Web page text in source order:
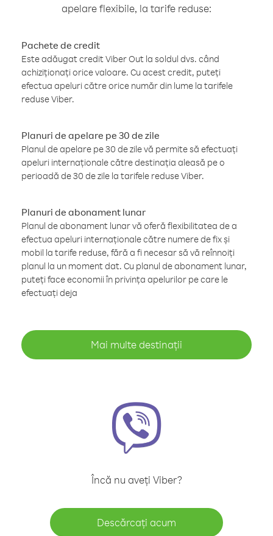
apelare flexibile, la tarife reduse:
Pachete de credit
Este adăugat credit Viber Out la soldul dvs. când
achiziționați orice valoare. Cu acest credit, puteți
efectua apeluri către orice număr din lume la tarifele
reduse Viber.
Planuri de apelare pe 30 de zile
Planul de apelare pe 30 de zile vă permite să efectuați
apeluri internaționale către destinația aleasă pe o
perioadă de 30 de zile la tarifele reduse Viber.
Planuri de abonament lunar
Planul de abonament lunar vă oferă flexibilitatea de a
efectua apeluri internaționale către numere de fix și
mobil la tarife reduse, fără a fi necesar să vă reînnoiți
planul la un moment dat. Cu planul de abonament lunar,
puteți face economii în privința apelurilor pe care le
efectuați deja
Mai multe destinații
Încă nu aveți Viber?
Descărcați acum